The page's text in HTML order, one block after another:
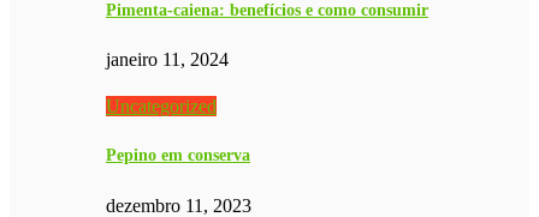
Pimenta-caiena: benefícios e como consumir
janeiro 11, 2024
Uncategorized
Pepino em conserva
dezembro 11, 2023